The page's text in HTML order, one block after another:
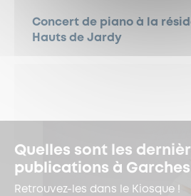
Concert de piano à la
Hauts de Jardy
Quelles sont les
publications à Garches
Retrouvez-les dans le Kiosque !